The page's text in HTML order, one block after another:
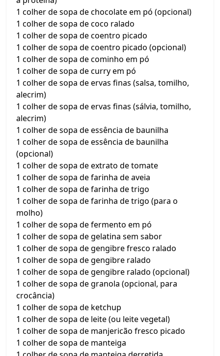
1 colher de sopa de chocolate em pó (opcional)
1 colher de sopa de coco ralado
1 colher de sopa de coentro picado
1 colher de sopa de coentro picado (opcional)
1 colher de sopa de cominho em pó
1 colher de sopa de curry em pó
1 colher de sopa de ervas finas (salsa, tomilho,
alecrim)
1 colher de sopa de ervas finas (sálvia, tomilho,
alecrim)
1 colher de sopa de essência de baunilha
1 colher de sopa de essência de baunilha
(opcional)
1 colher de sopa de extrato de tomate
1 colher de sopa de farinha de aveia
1 colher de sopa de farinha de trigo
1 colher de sopa de farinha de trigo (para o
molho)
1 colher de sopa de fermento em pó
1 colher de sopa de gelatina sem sabor
1 colher de sopa de gengibre fresco ralado
1 colher de sopa de gengibre ralado
1 colher de sopa de gengibre ralado (opcional)
1 colher de sopa de granola (opcional, para
crocância)
1 colher de sopa de ketchup
1 colher de sopa de leite (ou leite vegetal)
1 colher de sopa de manjericão fresco picado
1 colher de sopa de manteiga